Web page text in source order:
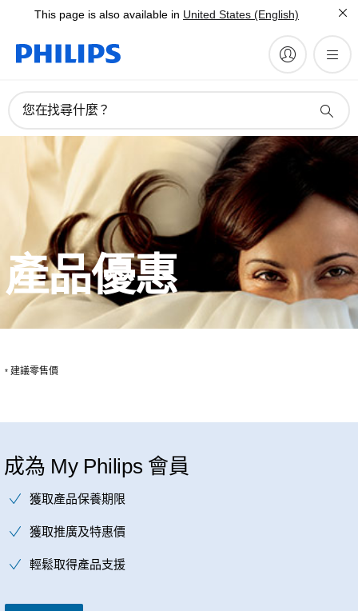
This page is also available in United States (English)
您在找尋什麼？
產品優惠
* 建議零售價
成為 My Philips 會員
獲取產品保養期限
獲取推廣及特惠價
輕鬆取得產品支援